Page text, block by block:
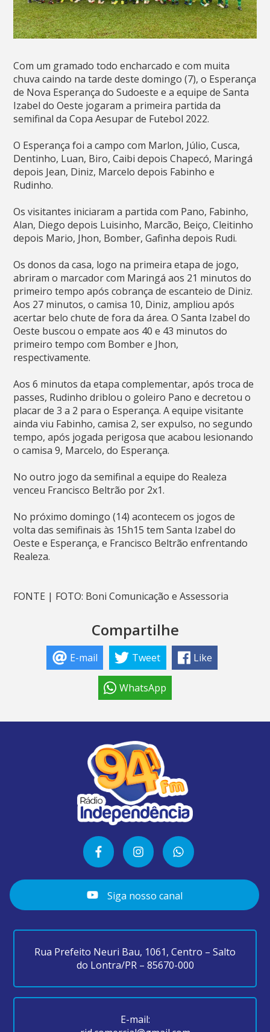
Com um gramado todo encharcado e com muita
chuva caindo na tarde deste domingo (7), o Esperança
de Nova Esperança do Sudoeste e a equipe de Santa
Izabel do Oeste jogaram a primeira partida da
semifinal da Copa Aesupar de Futebol 2022.
O Esperança foi a campo com Marlon, Júlio, Cusca,
Dentinho, Luan, Biro, Caibi depois Chapecó, Maringá
depois Jean, Diniz, Marcelo depois Fabinho e
Rudinho.
Os visitantes iniciaram a partida com Pano, Fabinho,
Alan, Diego depois Luisinho, Marcão, Beiço, Cleitinho
depois Mario, Jhon, Bomber, Gafinha depois Rudi.
Os donos da casa, logo na primeira etapa de jogo,
abriram o marcador com Maringá aos 21 minutos do
primeiro tempo após cobrança de escanteio de Diniz.
Aos 27 minutos, o camisa 10, Diniz, ampliou após
acertar belo chute de fora da área. O Santa Izabel do
Oeste buscou o empate aos 40 e 43 minutos do
primeiro tempo com Bomber e Jhon,
respectivamente.
Aos 6 minutos da etapa complementar, após troca de
passes, Rudinho driblou o goleiro Pano e decretou o
placar de 3 a 2 para o Esperança. A equipe visitante
ainda viu Fabinho, camisa 2, ser expulso, no segundo
tempo, após jogada perigosa que acabou lesionando
o camisa 9, Marcelo, do Esperança.
No outro jogo da semifinal a equipe do Realeza
venceu Francisco Beltrão por 2x1.
No próximo domingo (14) acontecem os jogos de
volta das semifinais às 15h15 tem Santa Izabel do
Oeste e Esperança, e Francisco Beltrão enfrentando
Realeza.
FONTE | FOTO: Boni Comunicação e Assessoria
Compartilhe
E-mail Tweet Like
WhatsApp
Siga nosso canal
Rua Prefeito Neuri Bau, 1061, Centro – Salto
do Lontra/PR – 85670-000
E-mail: